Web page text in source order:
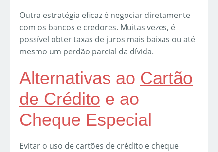
Outra estratégia eficaz é negociar diretamente
com os bancos e credores. Muitas vezes, é
possível obter taxas de juros mais baixas ou até
mesmo um perdão parcial da dívida.
Alternativas ao Cartão
de Crédito e ao
Cheque Especial
Evitar o uso de cartões de crédito e cheque